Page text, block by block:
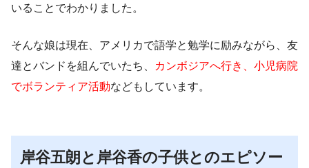
いることでわかりました。
そんな娘は現在、アメリカで語学と勉学に励みながら、友
達とバンドを組んでいたち、
カンボジアへ行き、小児病院
でボランティア活動などもしています。
岸谷五朗と岸谷香の子供とのエピソー